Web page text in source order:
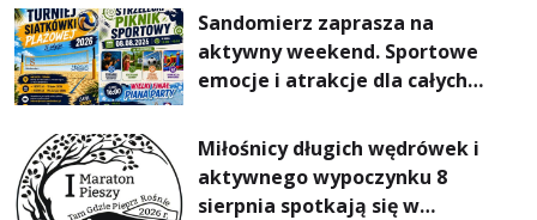
Sandomierz zaprasza na
aktywny weekend. Sportowe
emocje i atrakcje dla całych
Miłośnicy długich wędrówek i
aktywnego wypoczynku 8
sierpnia spotkają się w